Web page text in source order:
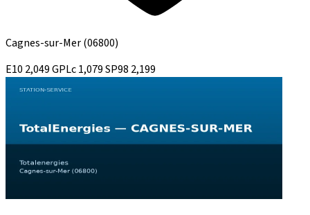
Cagnes-sur-Mer(06800)
E10 2,049GPLc1,079SP98 2,199